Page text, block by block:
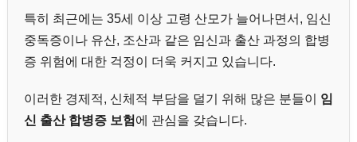
특히 최근에는 35세 이상 고령 산모가 늘어나면서, 임신
중독증이나 유산, 조산과 같은 임신과 출산 과정의 합병
증 위험에 대한 걱정이 더욱 커지고 있습니다.
이러한 경제적, 신체적 부담을 덜기 위해 많은 분들이 임
신 출산 합병증 보험 에 관심을 갖습니다.